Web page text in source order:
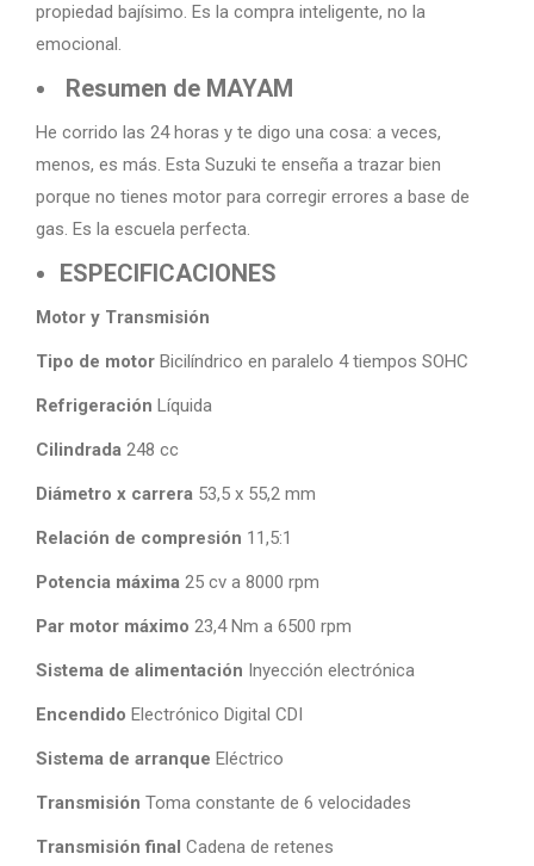
propiedad bajísimo. Es la compra inteligente, no la
emocional.
Resumen de MAYAM
He corrido las 24 horas y te digo una cosa: a veces,
menos, es más. Esta Suzuki te enseña a trazar bien
porque no tienes motor para corregir errores a base de
gas. Es la escuela perfecta.
ESPECIFICACIONES
Motor y Transmisión
Tipo de motor Bicilíndrico en paralelo 4 tiempos SOHC
Refrigeración Líquida
Cilindrada 248 cc
Diámetro x carrera 53,5 x 55,2 mm
Relación de compresión 11,5:1
Potencia máxima 25 cv a 8000 rpm
Par motor máximo 23,4 Nm a 6500 rpm
Sistema de alimentación Inyección electrónica
Encendido Electrónico Digital CDI
Sistema de arranque Eléctrico
Transmisión Toma constante de 6 velocidades
Transmisión final Cadena de retenes